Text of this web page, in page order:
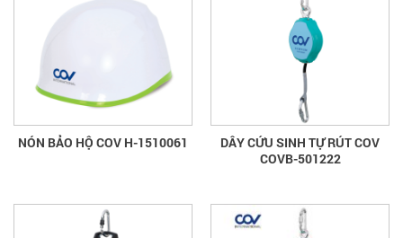
NÓN BẢO HỘ COV H-1510061
DÂY CỨU SINH TỰ RÚT COV
COVB-501222